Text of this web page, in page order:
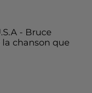
- Bruce
la chanson que